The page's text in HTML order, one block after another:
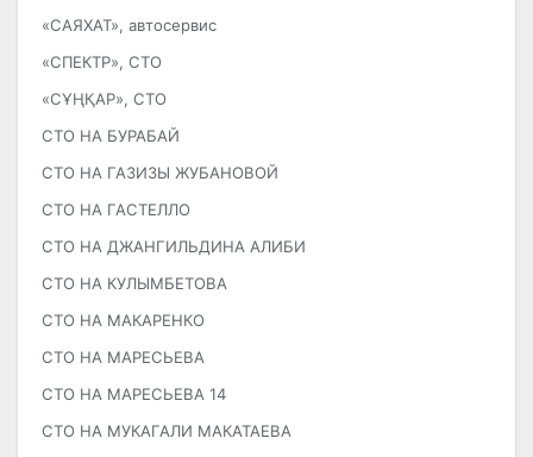
«САЯХАТ», автосервис
«СПЕКТР», СТО
«СҰҢҚАР», СТО
СТО НА БУРАБАЙ
СТО НА ГАЗИЗЫ ЖУБАНОВОЙ
СТО НА ГАСТЕЛЛО
СТО НА ДЖАНГИЛЬДИНА АЛИБИ
СТО НА КУЛЫМБЕТОВА
СТО НА МАКАРЕНКО
СТО НА МАРЕСЬЕВА
СТО НА МАРЕСЬЕВА 14
СТО НА МУКАГАЛИ МАКАТАЕВА